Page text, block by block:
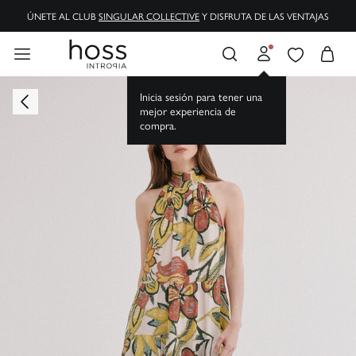
ÚNETE AL CLUBSINGULAR COLLECTIVEY DISFRUTA DE LAS VENTAJAS
Inicia sesión para tener una
mejor experiencia de
compra.